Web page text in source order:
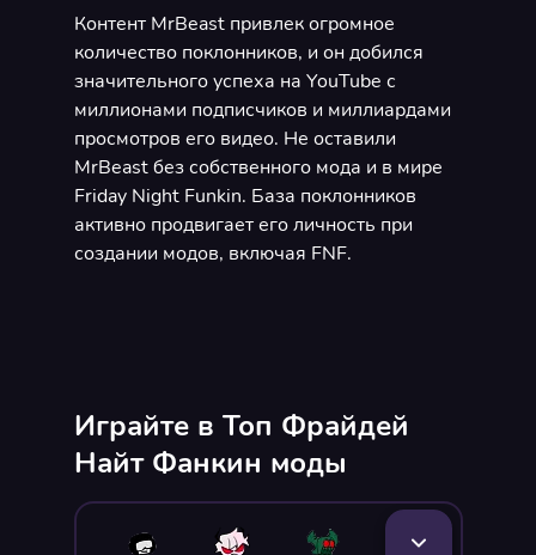
Контент MrBeast привлек огромное
количество поклонников, и он добился
значительного успеха на YouTube с
миллионами подписчиков и миллиардами
просмотров его видео. Не оставили
MrBeast без собственного мода и в мире
Friday Night Funkin. База поклонников
активно продвигает его личность при
создании модов, включая FNF.
Играйте в Топ Фрайдей
Найт Фанкин моды